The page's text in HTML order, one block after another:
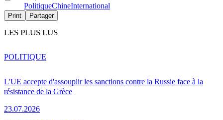
PolitiqueChineInternational
Print Partager
LES PLUS LUS
L'UE accepte d'assouplir les sanctions contre la Russie face à la
résistance de la Grèce
23.07.2026
POLITIQUE